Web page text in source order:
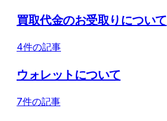
買取代金のお受取りについて
4件の記事
ウォレットについて
7件の記事